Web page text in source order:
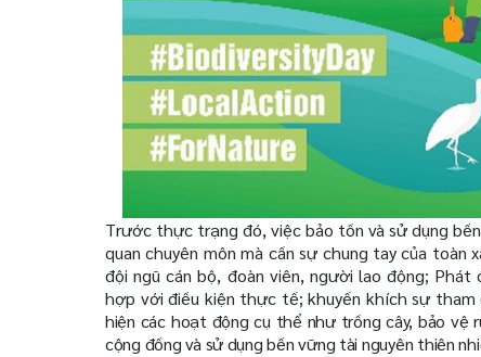
Trước thực trạng đó, việc bảo tồn và sử dụng
quan chuyên môn mà cần sự chung tay của
đội ngũ cán bộ, đoàn viên, người lao động; Phát
hợp với điều kiện thực tế; khuyến khích sự
hiện các hoạt động cụ thể như trồng cây, bảo vệ
cộng đồng và sử dụng bền vững tài nguyên thiên